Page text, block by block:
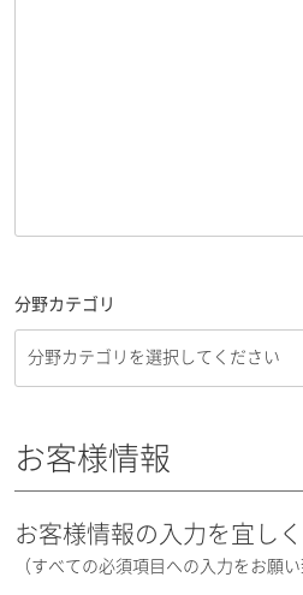
分野カテゴリ
お客様情報
お客様情報の入力を宜し
（すべての必須項目への入力をお願い